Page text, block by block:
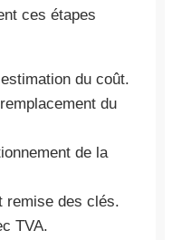
ces étapes
du coût.
du
de la
remise des clés.
TVA.